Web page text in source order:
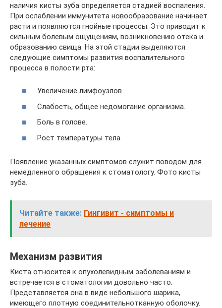
наличия кисты зуба определяется стадией воспаления.
При ослаблении иммунитета новообразование начинает
расти и появляются гнойные процессы. Это приводит к
сильным болевым ощущениям, возникновению отека и
образованию свища. На этой стадии выделяются
следующие симптомы развития воспалительного
процесса в полости рта:
Увеличение лимфоузлов.
Слабость, общее недомогание организма.
Боль в голове.
Рост температуры тела.
Появление указанных симптомов служит поводом для
немедленного обращения к стоматологу. Фото кисты
зуба.
Читайте также: Гингивит - симптомы и
лечение
Механизм развития
Киста относится к опухолевидным заболеваниям и
встречается в стоматологии довольно часто.
Представляется она в виде небольшого шарика,
имеющего плотную соединительнотканную оболочку.